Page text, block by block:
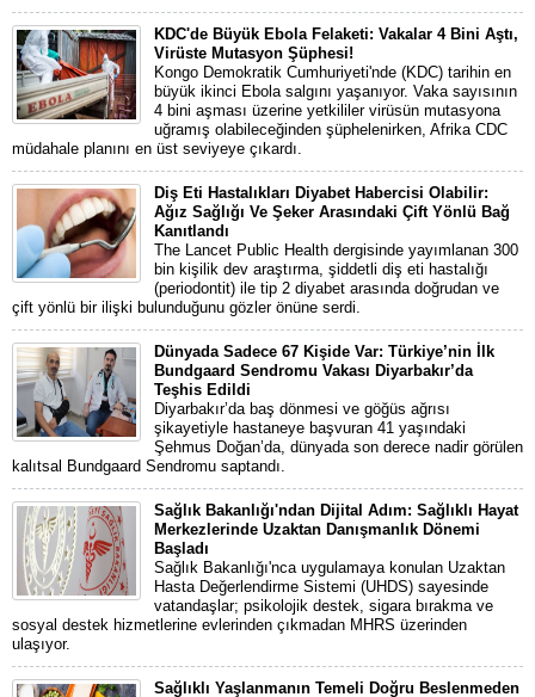
KDC'de Büyük Ebola Felaketi: Vakalar 4 Bini Aştı,
Virüste Mutasyon Şüphesi!
Kongo Demokratik Cumhuriyeti'nde (KDC) tarihin en
büyük ikinci Ebola salgını yaşanıyor. Vaka sayısının
4 bini aşması üzerine yetkililer virüsün mutasyona
uğramış olabileceğinden şüphelenirken, Afrika CDC
müdahale planını en üst seviyeye çıkardı.
Diş Eti Hastalıkları Diyabet Habercisi Olabilir:
Ağız Sağlığı Ve Şeker Arasındaki Çift Yönlü Bağ
Kanıtlandı
The Lancet Public Health dergisinde yayımlanan 300
bin kişilik dev araştırma, şiddetli diş eti hastalığı
(periodontit) ile tip 2 diyabet arasında doğrudan ve
çift yönlü bir ilişki bulunduğunu gözler önüne serdi.
Dünyada Sadece 67 Kişide Var: Türkiye’nin İlk
Bundgaard Sendromu Vakası Diyarbakır’da
Teşhis Edildi
Diyarbakır’da baş dönmesi ve göğüs ağrısı
şikayetiyle hastaneye başvuran 41 yaşındaki
Şehmus Doğan’da, dünyada son derece nadir görülen
kalıtsal Bundgaard Sendromu saptandı.
Sağlık Bakanlığı'ndan Dijital Adım: Sağlıklı Hayat
Merkezlerinde Uzaktan Danışmanlık Dönemi
Başladı
Sağlık Bakanlığı'nca uygulamaya konulan Uzaktan
Hasta Değerlendirme Sistemi (UHDS) sayesinde
vatandaşlar; psikolojik destek, sigara bırakma ve
sosyal destek hizmetlerine evlerinden çıkmadan MHRS üzerinden
ulaşıyor.
Sağlıklı Yaşlanmanın Temeli Doğru Beslenmeden